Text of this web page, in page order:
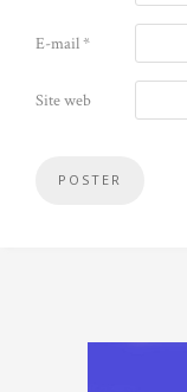
E-mail*
Site web